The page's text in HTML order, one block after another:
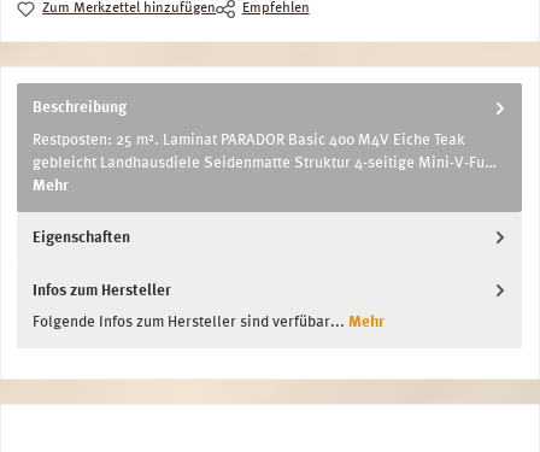
Zum Merkzettel hinzufügen Empfehlen
Beschreibung
Restposten: 25 m². Laminat PARADOR Basic 400 M4V Eiche Teak
gebleicht Landhausdiele Seidenmatte Struktur 4-seitige Mini-V-Fu…
Mehr
Eigenschaften
Infos zum Hersteller
Folgende Infos zum Hersteller sind verfübar... Mehr